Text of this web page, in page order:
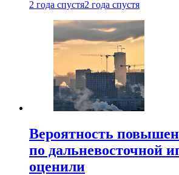
2 года спустя2 года спустя
Вероятность
по дальневосточной
оценили